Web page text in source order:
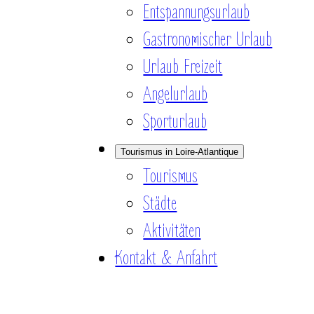
Entspannungsurlaub
Gastronomischer Urlaub
Urlaub Freizeit
Angelurlaub
Sporturlaub
Tourismus in Loire-Atlantique
Tourismus
Städte
Aktivitäten
Kontakt & Anfahrt